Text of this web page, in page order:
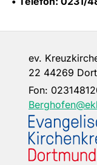
ev.
22 44269
Fon: